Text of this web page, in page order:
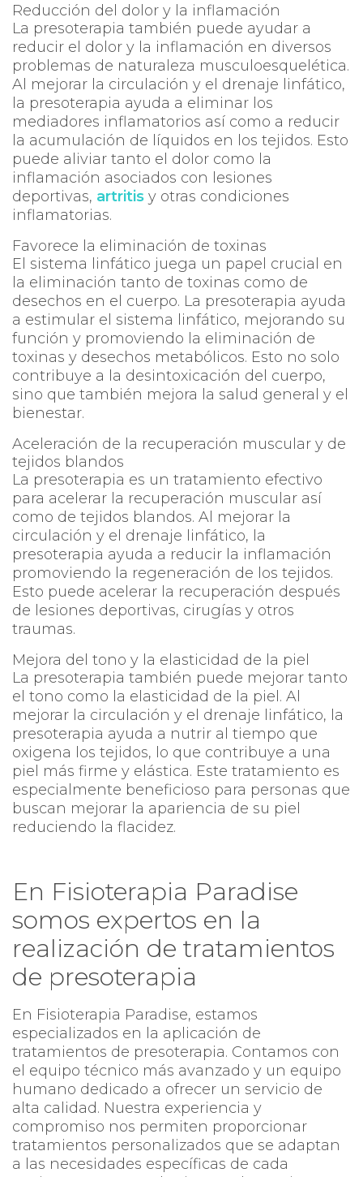
Reducción del dolor y la inflamación
La presoterapia también puede ayudar a
reducir el dolor y la inflamación en diversos
problemas de naturaleza musculoesquelética.
Al mejorar la circulación y el drenaje linfático,
la presoterapia ayuda a eliminar los
mediadores inflamatorios así como a reducir
la acumulación de líquidos en los tejidos. Esto
puede aliviar tanto el dolor como la
inflamación asociados con lesiones
deportivas, artritis y otras condiciones
inflamatorias.
Favorece la eliminación de toxinas
El sistema linfático juega un papel crucial en
la eliminación tanto de toxinas como de
desechos en el cuerpo. La presoterapia ayuda
a estimular el sistema linfático, mejorando su
función y promoviendo la eliminación de
toxinas y desechos metabólicos. Esto no solo
contribuye a la desintoxicación del cuerpo,
sino que también mejora la salud general y el
bienestar.
Aceleración de la recuperación muscular y de
tejidos blandos
La presoterapia es un tratamiento efectivo
para acelerar la recuperación muscular así
como de tejidos blandos. Al mejorar la
circulación y el drenaje linfático, la
presoterapia ayuda a reducir la inflamación
promoviendo la regeneración de los tejidos.
Esto puede acelerar la recuperación después
de lesiones deportivas, cirugías y otros
traumas.
Mejora del tono y la elasticidad de la piel
La presoterapia también puede mejorar tanto
el tono como la elasticidad de la piel. Al
mejorar la circulación y el drenaje linfático, la
presoterapia ayuda a nutrir al tiempo que
oxigena los tejidos, lo que contribuye a una
piel más firme y elástica. Este tratamiento es
especialmente beneficioso para personas que
buscan mejorar la apariencia de su piel
reduciendo la flacidez.
En Fisioterapia Paradise
somos expertos en la
realización de tratamientos
de presoterapia
En Fisioterapia Paradise, estamos
especializados en la aplicación de
tratamientos de presoterapia. Contamos con
el equipo técnico más avanzado y un equipo
humano dedicado a ofrecer un servicio de
alta calidad. Nuestra experiencia y
compromiso nos permiten proporcionar
tratamientos personalizados que se adaptan
a las necesidades específicas de cada